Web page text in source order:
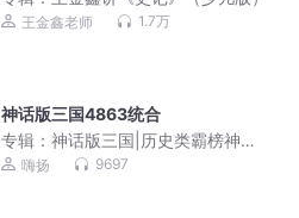
王金鑫老师 1.7万
神话版三国4863统合
专辑：神话版三国|历史类霸榜神
作|4000万人追读|嗨扬领衔有声剧
嗨扬 9697